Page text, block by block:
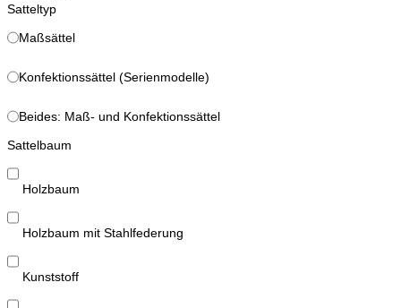
Satteltyp
Maßsättel
Konfektionssättel (Serienmodelle)
Beides: Maß- und Konfektionssättel
Sattelbaum
Holzbaum
Holzbaum mit Stahlfederung
Kunststoff